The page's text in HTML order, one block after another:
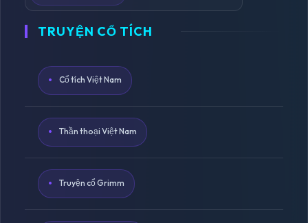
TRUYỆN CỔ TÍCH
Cổ tích Việt Nam
Thần thoại Việt Nam
Truyện cổ Grimm